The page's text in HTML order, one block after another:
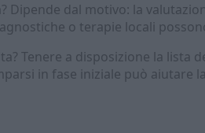
Dipende dal motivo: la
o terapie locali
Tenere a disposizione la
in fase iniziale può aiutare